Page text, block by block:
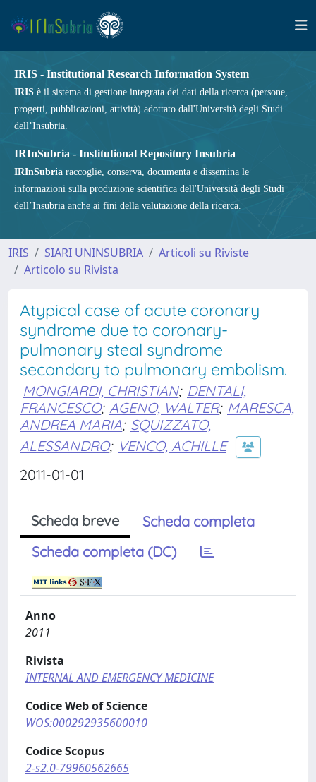
IRIS - Institutional Research Information System
IRIS è il sistema di gestione integrata dei dati della ricerca (persone,
progetti, pubblicazioni, attività) adottato dall'Università degli Studi
dell’Insubria.
IRInSubria - Institutional Repository Insubria
IRInSubria raccoglie, conserva, documenta e dissemina le
informazioni sulla produzione scientifica dell'Università degli Studi
dell’Insubria anche ai fini della valutazione della ricerca.
IRIS SIARI UNINSUBRIA
Articoli su Riviste
Articolo su Rivista
Atypical case of acute coronary
syndrome due to coronary-
pulmonary steal syndrome
secondary to pulmonary embolism.
MONGIARDI, CHRISTIAN; DENTALI,
FRANCESCO; AGENO, WALTER; MARESCA,
ANDREA MARIA; SQUIZZATO,
ALESSANDRO; VENCO, ACHILLE
2011-01-01
Scheda breve
Scheda completa
Scheda completa (DC)
Anno
2011
Rivista
INTERNAL AND EMERGENCY MEDICINE
Codice Web of Science
WOS:000292935600010
Codice Scopus
2-s2.0-79960562665